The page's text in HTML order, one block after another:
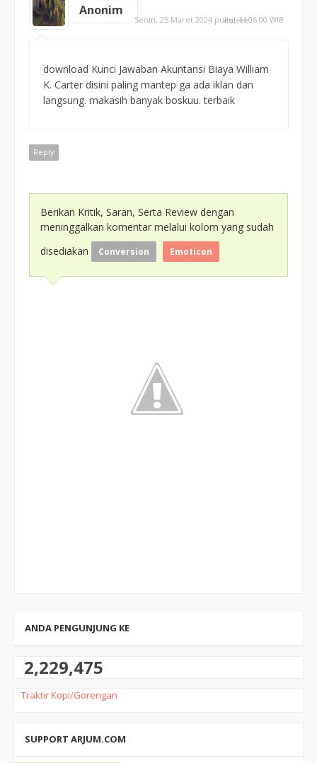
Anonim
Senin, 25 Maret 2024 pukul 14.06.00 WIB
delete
download Kunci Jawaban Akuntansi Biaya William
K. Carter disini paling mantep ga ada iklan dan
langsung. makasih banyak boskuu. terbaik
Reply
Berikan Kritik, Saran, Serta Review dengan
meninggalkan komentar melalui kolom yang sudah
disediakan
Conversion Emoticon
ANDA PENGUNJUNG KE
2,229,475
Traktir Kopi/Gorengan
SUPPORT ARJUM.COM